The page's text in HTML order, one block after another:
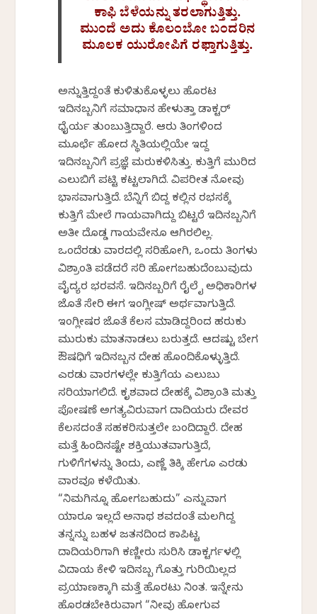
ಕಾಫಿ ಬೆಳೆಯನ್ನು ತರಲಾಗುತ್ತಿತ್ತು.
ಮುಂದೆ ಅದು ಕೊಲಂಬೋ ಬಂದರಿನ
ಮೂಲಕ ಯುರೋಪಿಗೆ ರಫ್ತಾಗುತ್ತಿತ್ತು.
ಅನ್ನುತ್ತಿದ್ದಂತೆ ಕುಳಿತುಕೊಳ್ಳಲು ಹೊರಟ
ಇದಿನಬ್ಬನಿಗೆ ಸಮಾಧಾನ ಹೇಳುತ್ತಾ ಡಾಕ್ಟರ್
ಧೈರ್ಯ ತುಂಬುತ್ತಿದ್ದಾರೆ. ಆರು ತಿಂಗಳಿಂದ
ಮೂರ್ಛೆ ಹೋದ ಸ್ಥಿತಿಯಲ್ಲಿಯೇ ಇದ್ದ
ಇದಿನಬ್ಬನಿಗೆ ಪ್ರಜ್ಞೆ ಮರುಕಳಿಸಿತ್ತು. ಕುತ್ತಿಗೆ ಮುರಿದ
ಎಲುಬಿಗೆ ಪಟ್ಟಿ ಕಟ್ಟಲಾಗಿದೆ. ವಿಪರೀತ ನೋವು
ಭಾಸವಾಗುತ್ತಿದೆ. ಬೆನ್ನಿಗೆ ಬಿದ್ದ ಕಲ್ಲಿನ ರಭಸಕ್ಕೆ
ಕುತ್ತಿಗೆ ಮೇಲೆ ಗಾಯವಾಗಿದ್ದು ಬಿಟ್ಟರೆ ಇದಿನಬ್ಬನಿಗೆ
ಅತೀ ದೊಡ್ಡ ಗಾಯವೇನೂ ಆಗಿರಲಿಲ್ಲ.
ಒಂದೆರಡು ವಾರದಲ್ಲಿ ಸರಿಹೋಗಿ, ಒಂದು ತಿಂಗಳು
ವಿಶ್ರಾಂತಿ ಪಡೆದರೆ ಸರಿ ಹೋಗಬಹುದೆಂಬುವುದು
ವೈದ್ಯರ ಭರವಸೆ. ಇದಿನಬ್ಬರಿಗೆ ರೈಲ್ವೈ ಅಧಿಕಾರಿಗಳ
ಜೊತೆ ಸೇರಿ ಈಗ ಇಂಗ್ಲೀಷ್ ಅರ್ಥವಾಗುತ್ತಿದೆ.
ಇಂಗ್ಲೀಷರ ಜೊತೆ ಕೆಲಸ ಮಾಡಿದ್ದರಿಂದ ಹರುಕು
ಮುರುಕು ಮಾತನಾಡಲು ಬರುತ್ತದೆ. ಆದಷ್ಟು ಬೇಗ
ಔಷಧಿಗೆ ಇದಿನಬ್ಬನ ದೇಹ ಹೊಂದಿಕೊಳ್ಳುತ್ತಿದೆ.
ಎರಡು ವಾರಗಳಲ್ಲೇ ಕುತ್ತಿಗೆಯ ಎಲುಬು
ಸರಿಯಾಗಲಿದೆ. ಕೃಶವಾದ ದೇಹಕ್ಕೆ ವಿಶ್ರಾಂತಿ ಮತ್ತು
ಪೋಷಣೆ ಅಗತ್ಯವಿರುವಾಗ ದಾದಿಯರು ದೇವರ
ಕೆಲಸದಂತೆ ಸಹಕರಿಸುತ್ತಲೇ ಬಂದಿದ್ದಾರೆ. ದೇಹ
ಮತ್ತೆ ಹಿಂದಿನಷ್ಟೇ ಶಕ್ತಿಯುತವಾಗುತ್ತಿದೆ,
ಗುಳಿಗೆಗಳನ್ನು ತಿಂದು, ಎಣ್ಣೆ ತಿಕ್ಕಿ ಹೇಗೂ ಎರಡು
ವಾರವೂ ಕಳೆಯಿತು.
“ನಿಮಗಿನ್ನೂ ಹೋಗಬಹುದು” ಎನ್ನುವಾಗ
ಯಾರೂ ಇಲ್ಲದೆ ಅನಾಥ ಶವದಂತೆ ಮಲಗಿದ್ದ
ತನ್ನನ್ನು ಬಹಳ‌ ಜತನದಿಂದ ಕಾಪಿಟ್ಟ
ದಾದಿಯರಿಗಾಗಿ ಕಣ್ಣೀರು ಸುರಿಸಿ ಡಾಕ್ಟರ್ಗಳಲ್ಲಿ
ವಿದಾಯ ಕೇಳಿ ಇದಿನಬ್ಬ ಗೊತ್ತು ಗುರಿಯಿಲ್ಲದ
ಪ್ರಯಾಣಕ್ಕಾಗಿ ಮತ್ತೆ ಹೊರಟು ನಿಂತ. ಇನ್ನೇನು
ಹೊರಡಬೇಕಿರುವಾಗ “ನೀವು ಹೋಗುವ